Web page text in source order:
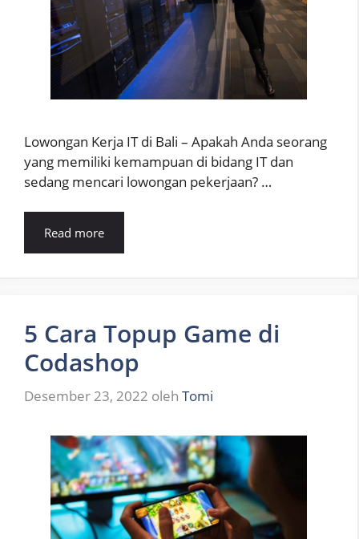
Lowongan Kerja IT di Bali – Apakah Anda seorang
yang memiliki kemampuan di bidang IT dan
sedang mencari lowongan pekerjaan? …
Read more
5 Cara Topup Game di
Codashop
Desember 23, 2022 oleh Tomi